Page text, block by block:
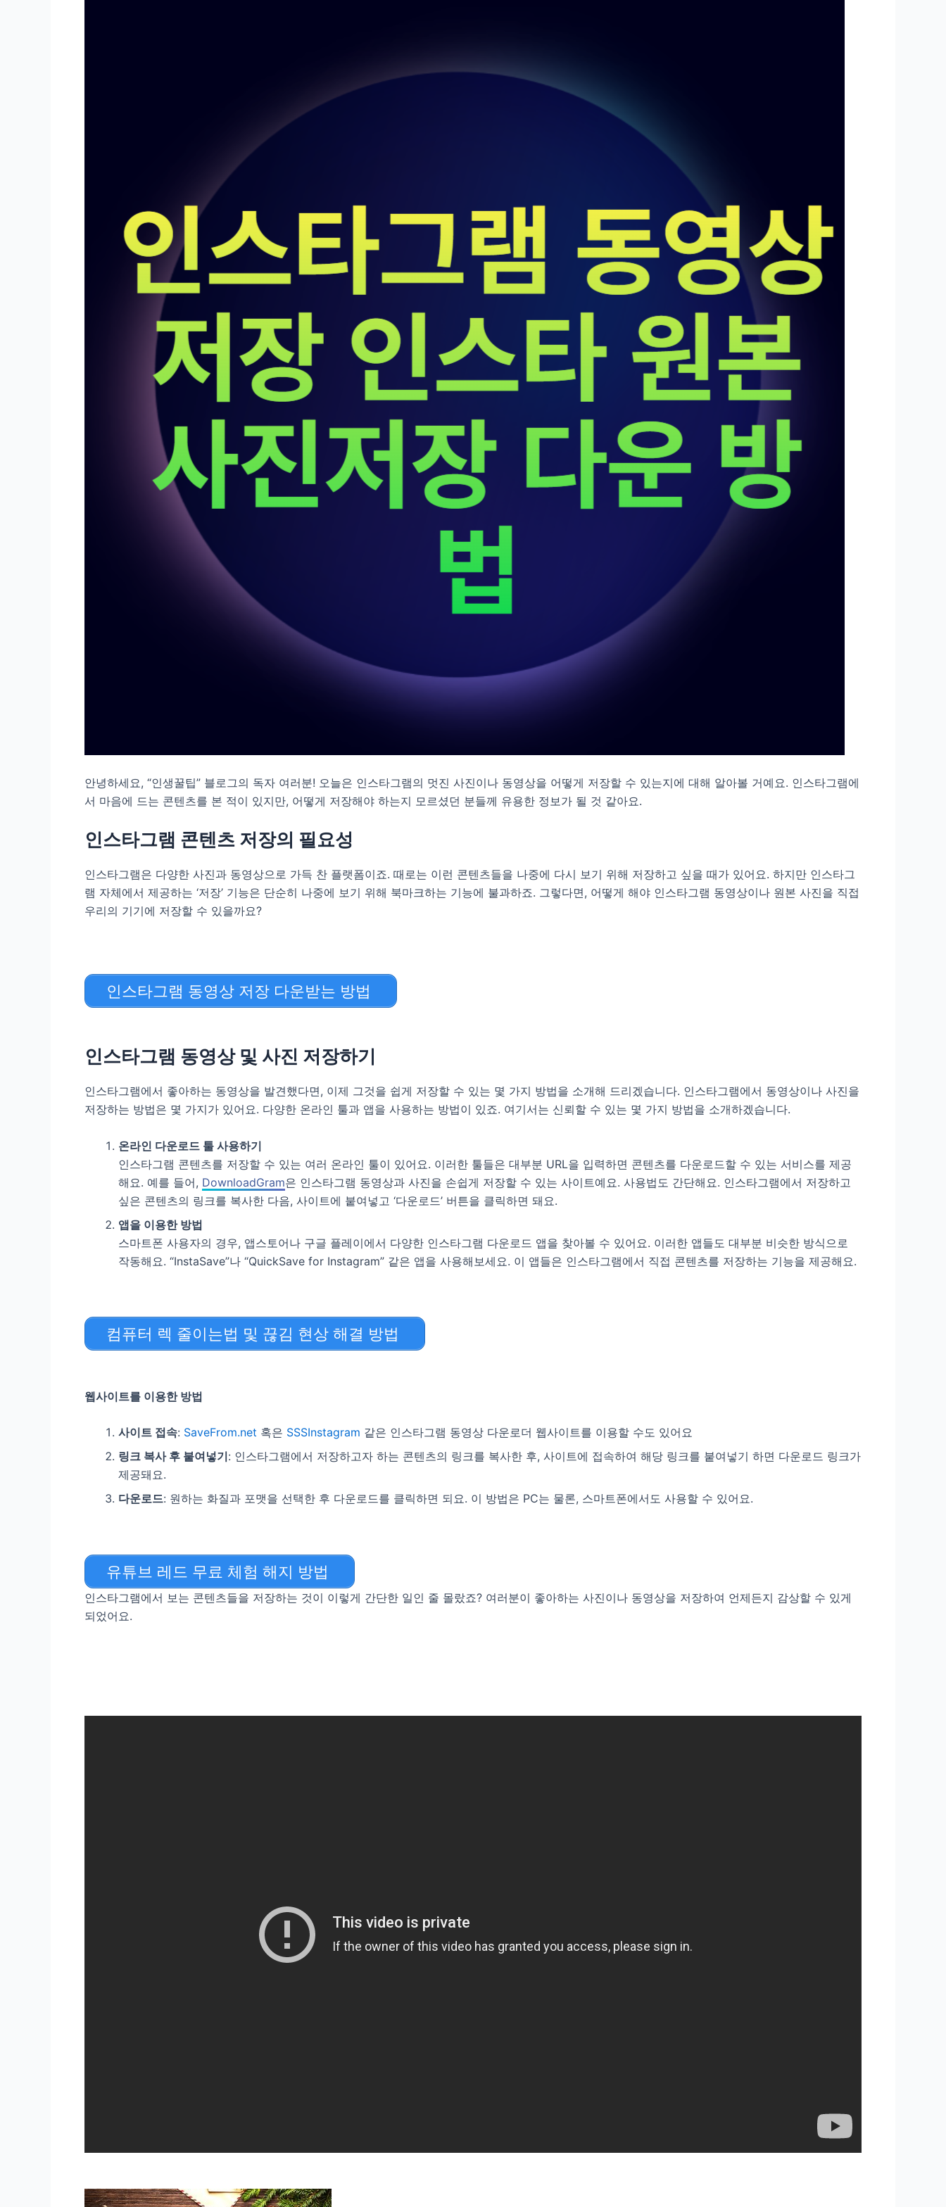
안녕하세요, “인생꿀팁” 블로그의 독자 여러분! 오늘은 인스타그램의 멋진 사진이나 동영상을 어떻게 저장할 수 있는지에 대해 알아볼 거예요. 인스타그램에
서 마음에 드는 콘텐츠를 본 적이 있지만, 어떻게 저장해야 하는지 모르셨던 분들께 유용한 정보가 될 것 같아요.
인스타그램 콘텐츠 저장의 필요성
인스타그램은 다양한 사진과 동영상으로 가득 찬 플랫폼이죠. 때로는 이런 콘텐츠들을 나중에 다시 보기 위해 저장하고 싶을 때가 있어요. 하지만 인스타그
램 자체에서 제공하는 ‘저장’ 기능은 단순히 나중에 보기 위해 북마크하는 기능에 불과하죠. 그렇다면, 어떻게 해야 인스타그램 동영상이나 원본 사진을 직접
우리의 기기에 저장할 수 있을까요?
인스타그램 동영상 저장 다운받는 방법
인스타그램 동영상 및 사진 저장하기
인스타그램에서 좋아하는 동영상을 발견했다면, 이제 그것을 쉽게 저장할 수 있는 몇 가지 방법을 소개해 드리겠습니다. 인스타그램에서 동영상이나 사진을
저장하는 방법은 몇 가지가 있어요. 다양한 온라인 툴과 앱을 사용하는 방법이 있죠. 여기서는 신뢰할 수 있는 몇 가지 방법을 소개하겠습니다.
온라인 다운로드 툴 사용하기
인스타그램 콘텐츠를 저장할 수 있는 여러 온라인 툴이 있어요. 이러한 툴들은 대부분 URL을 입력하면 콘텐츠를 다운로드할 수 있는 서비스를 제공
해요. 예를 들어, DownloadGram은 인스타그램 동영상과 사진을 손쉽게 저장할 수 있는 사이트예요. 사용법도 간단해요. 인스타그램에서 저장하고
싶은 콘텐츠의 링크를 복사한 다음, 사이트에 붙여넣고 ‘다운로드’ 버튼을 클릭하면 돼요.
앱을 이용한 방법
스마트폰 사용자의 경우, 앱스토어나 구글 플레이에서 다양한 인스타그램 다운로드 앱을 찾아볼 수 있어요. 이러한 앱들도 대부분 비슷한 방식으로
작동해요. “InstaSave”나 “QuickSave for Instagram” 같은 앱을 사용해보세요. 이 앱들은 인스타그램에서 직접 콘텐츠를 저장하는 기능을 제공해요.
컴퓨터 렉 줄이는법 및 끊김 현상 해결 방법
웹사이트를 이용한 방법
사이트 접속: SaveFrom.net 혹은 SSSInstagram 같은 인스타그램 동영상 다운로더 웹사이트를 이용할 수도 있어요
링크 복사 후 붙여넣기: 인스타그램에서 저장하고자 하는 콘텐츠의 링크를 복사한 후, 사이트에 접속하여 해당 링크를 붙여넣기 하면 다운로드 링크가
제공돼요.
다운로드: 원하는 화질과 포맷을 선택한 후 다운로드를 클릭하면 되요. 이 방법은 PC는 물론, 스마트폰에서도 사용할 수 있어요.
유튜브 레드 무료 체험 해지 방법
인스타그램에서 보는 콘텐츠들을 저장하는 것이 이렇게 간단한 일인 줄 몰랐죠? 여러분이 좋아하는 사진이나 동영상을 저장하여 언제든지 감상할 수 있게
되었어요.